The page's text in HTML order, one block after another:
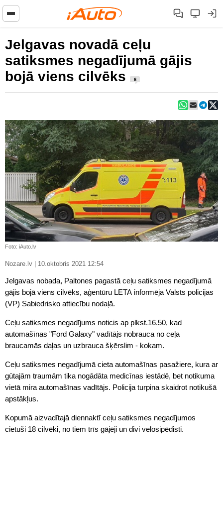
Jelgavas novadā ceļu
satiksmes negadījumā gājis
bojā viens cilvēks
6
Foto: iAuto.lv
Nozare.lv | 10.oktobris 2021 12:54
Jelgavas nobada, Paltones pagastā ceļu satiksmes negadījumā
gājis bojā viens cilvēks, aģentūru LETA informēja Valsts policijas
(VP) Sabiedrisko attiecību nodaļā.
Ceļu satiksmes negadījums noticis ap plkst.16.50, kad
automašīnas "Ford Galaxy" vadītājs nobrauca no ceļa
braucamās daļas un uzbrauca šķērslim - kokam.
Ceļu satiksmes negadījumā cieta automašīnas pasažiere, kura ar
gūtajām traumām tika nogādāta medicīnas iestādē, bet notikuma
vietā mira automašīnas vadītājs. Policija turpina skaidrot notikušā
apstākļus.
Kopumā aizvadītajā diennaktī ceļu satiksmes negadījumos
cietuši 18 cilvēki, no tiem trīs gājēji un divi velosipēdisti.